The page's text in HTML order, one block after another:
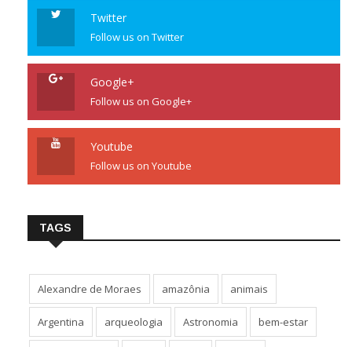
Twitter
Follow us on Twitter
Google+
Follow us on Google+
Youtube
Follow us on Youtube
TAGS
Alexandre de Moraes amazônia animais
Argentina arqueologia Astronomia bem-estar